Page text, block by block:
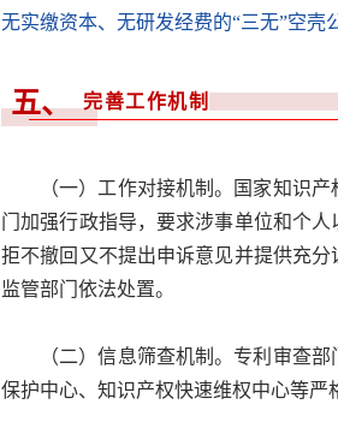
无实缴资本、无研发经费的“三无”空
五、 完善工作机制
（一）工作对接机制。国家知识
门加强行政指导，要求涉事单位和个
拒不撤回又不提出申诉意见并提供充
监管部门依法处置。
（二）信息筛查机制。专利审查
保护中心、知识产权快速维权中心等严